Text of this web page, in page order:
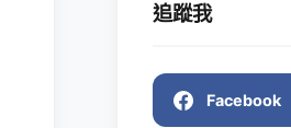
追蹤我
Facebook